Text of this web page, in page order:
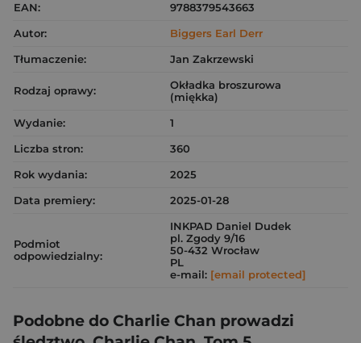
EAN:
9788379543663
Autor:
Biggers Earl Derr
Tłumaczenie:
Jan Zakrzewski
Rodzaj oprawy:
Okładka broszurowa
(miękka)
Wydanie:
1
Liczba stron:
360
Rok wydania:
2025
Data premiery:
2025-01-28
Podmiot
odpowiedzialny:
INKPAD Daniel Dudek
pl. Zgody 9/16
50-432 Wrocław
PL
e-mail: [email protected]
Podobne do Charlie Chan prowadzi